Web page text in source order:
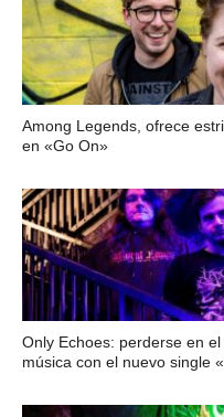
Among Legends, ofrece
en «Go On»
Only Echoes: perderse en
música con el nuevo single